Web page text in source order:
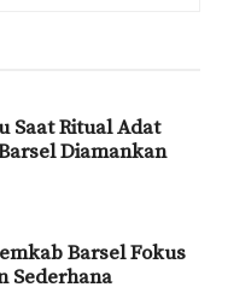
Saat Ritual Adat
Diamankan
Barsel Fokus
Sederhana